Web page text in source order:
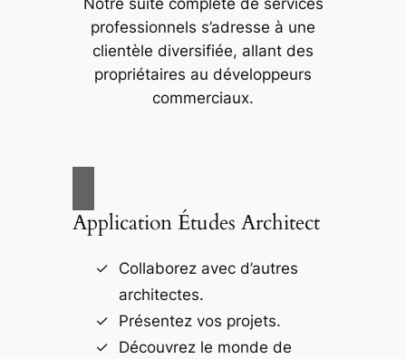
Notre suite complète de services
professionnels s’adresse à une
clientèle diversifiée, allant des
propriétaires au développeurs
commerciaux.
Application Études Architect
Collaborez avec d’autres
architectes.
Présentez vos projets.
Découvrez le monde de